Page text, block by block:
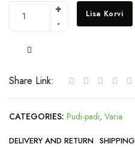
Lisa Korvi
Share Link:
CATEGORIES: Pudi-padi, Varia
DELIVERY AND RETURN